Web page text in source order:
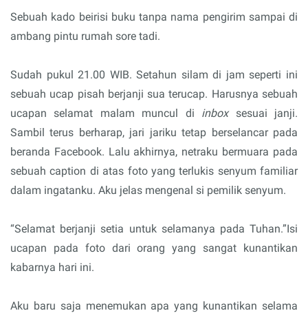
Sebuah kado beirisi buku tanpa nama pengirim sampai di
ambang pintu rumah sore tadi.
Sudah pukul 21.00 WIB. Setahun silam di jam seperti ini
sebuah ucap pisah berjanji sua terucap. Harusnya sebuah
ucapan selamat malam muncul di inboxsesuai janji.
Sambil terus berharap, jari jariku tetap berselancar pada
beranda Facebook. Lalu akhirnya, netraku bermuara pada
sebuah caption di atas foto yang terlukis senyum familiar
dalam ingatanku. Aku jelas mengenal si pemilik senyum.
“Selamat berjanji setia untuk selamanya pada Tuhan.”Isi
ucapan pada foto dari orang yang sangat kunantikan
kabarnya hari ini.
Aku baru saja menemukan apa yang kunantikan selama